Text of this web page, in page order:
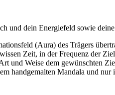
und dein Energiefeld sowie
(Aura) des Trägers
Zeit, in der Frequenz der
und Weise dem gewünschten
handgemalten Mandala und nur